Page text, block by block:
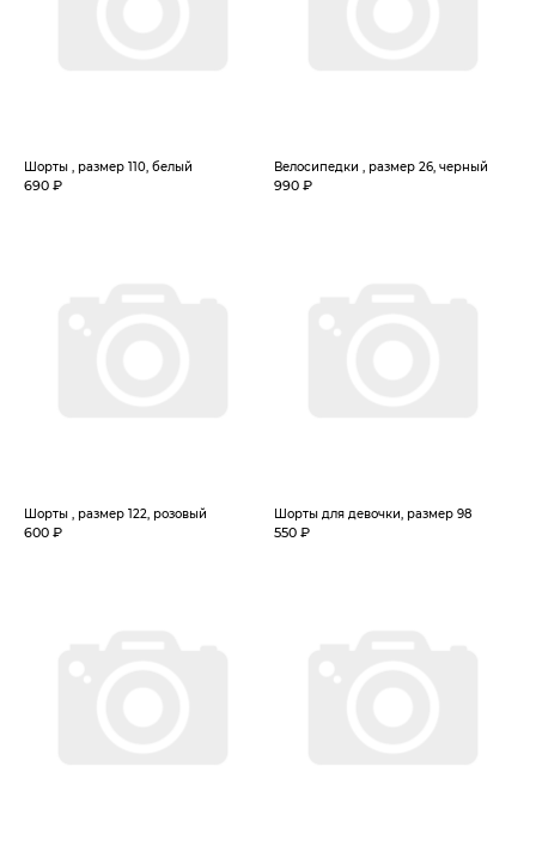
Шорты , размер 110, белый
690 ₽
Велосипедки , размер 26, черный
990 ₽
Шорты , размер 122, розовый
600 ₽
Шорты для девочки, размер 98
550 ₽